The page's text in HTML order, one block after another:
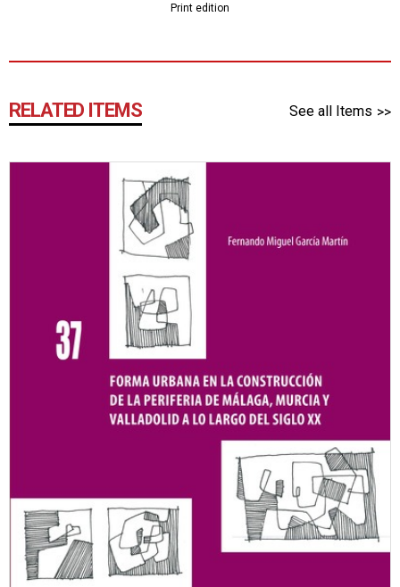
Print edition
RELATED ITEMS See all Items